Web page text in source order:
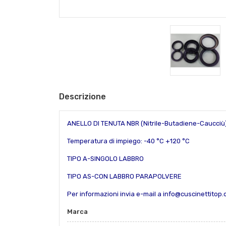
Descrizione
ANELLO DI TENUTA NBR (Nitrile-Butadiene-
Temperatura di impiego: -40 °C +120 °C
TIPO A-SINGOLO LABBRO
TIPO AS-CON LABBRO PARAPOLVERE
Per informazioni invia e-mail a
Marca